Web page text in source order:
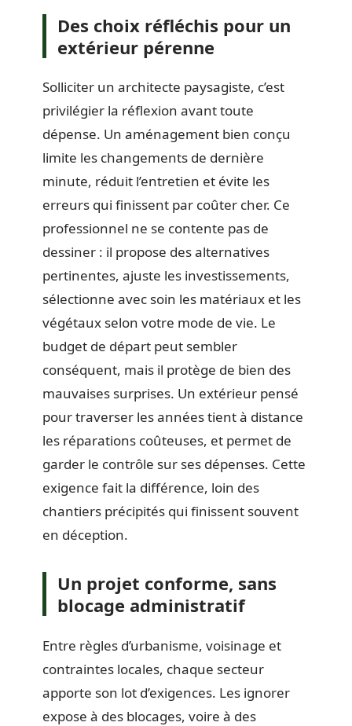
Des choix réfléchis pour un
extérieur pérenne
Solliciter un architecte paysagiste, c’est
privilégier la réflexion avant toute
dépense. Un aménagement bien conçu
limite les changements de dernière
minute, réduit l’entretien et évite les
erreurs qui finissent par coûter cher. Ce
professionnel ne se contente pas de
dessiner : il propose des alternatives
pertinentes, ajuste les investissements,
sélectionne avec soin les matériaux et les
végétaux selon votre mode de vie. Le
budget de départ peut sembler
conséquent, mais il protège de bien des
mauvaises surprises. Un extérieur pensé
pour traverser les années tient à distance
les réparations coûteuses, et permet de
garder le contrôle sur ses dépenses. Cette
exigence fait la différence, loin des
chantiers précipités qui finissent souvent
en déception.
Un projet conforme, sans
blocage administratif
Entre règles d’urbanisme, voisinage et
contraintes locales, chaque secteur
apporte son lot d’exigences. Les ignorer
expose à des blocages, voire à des